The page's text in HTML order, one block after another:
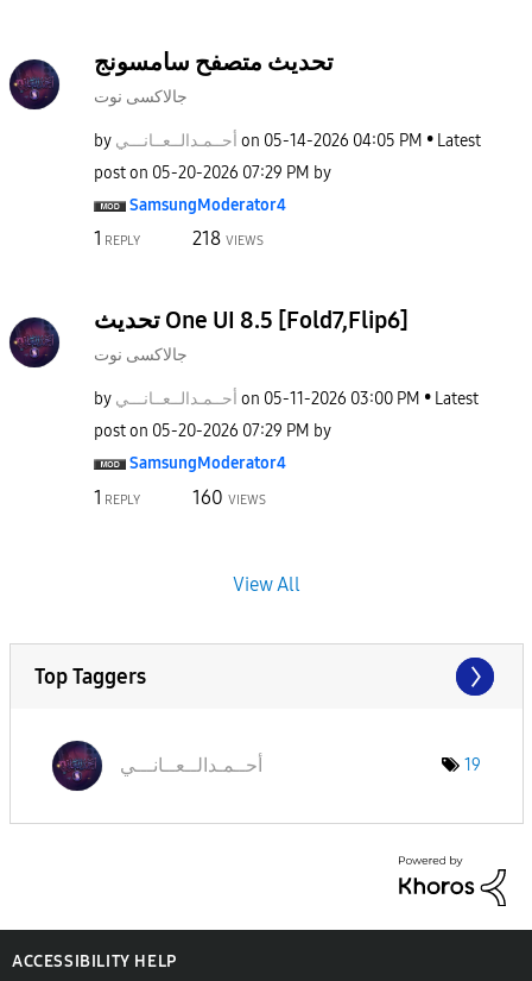
تحديث متصفح سامسونج
جالاكسى نوت
by أحــمـدالــعــانـــي on ‎05-14-2026 04:05 PM
Latest
post on ‎05-20-2026 07:29 PM by
SamsungModerator4
1 REPLY 218 VIEWS
تحديث One UI 8.5 [Fold7,Flip6]
جالاكسى نوت
by أحــمـدالــعــانـــي on ‎05-11-2026 03:00 PM
Latest
post on ‎05-20-2026 07:29 PM by
SamsungModerator4
1 REPLY 160 VIEWS
View All
Top Taggers
أحــمـدالــعــانـــي 19
ACCESSIBILITY HELP